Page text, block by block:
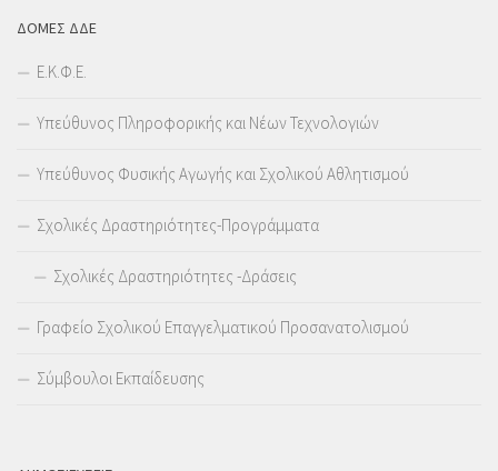
ΔΟΜΕΣ ΔΔΕ
Ε.Κ.Φ.Ε.
Υπεύθυνος Πληροφορικής και Νέων Τεχνολογιών
Υπεύθυνος Φυσικής Αγωγής και Σχολικού Αθλητισμού
Σχολικές Δραστηριότητες-Προγράμματα
Σχολικές Δραστηριότητες -Δράσεις
Γραφείο Σχολικού Επαγγελματικού Προσανατολισμού
Σύμβουλοι Εκπαίδευσης